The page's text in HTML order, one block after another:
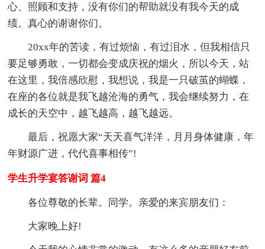
心、照顾和支持，没有你们的帮助就没有我今天的成
绩。真心的谢谢你们。
20xx年的苦读，有过烦恼，有过泪水，但我相信只
要足够勇敢，一切都会变成庆祝的烟火，所以今天，站
在这里，我倍感欣慰，我想说，我是一只破茧的蝴蝶，
在座的各位就是我飞越沧海的勇气，我会继续努力，在
成长的天空中，越飞越高，越飞越远。
最后，祝愿大家“天天喜气洋洋，月月身体健康，年
年财源广进，代代喜事相传”!
学生升学宴答谢词 篇4
各位尊敬的长辈。同学。亲爱的来宾朋友们：
大家晚上好!